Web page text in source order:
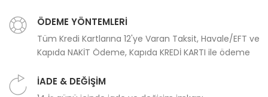
ÖDEME YÖNTEMLERİ
Tüm Kredi Kartlarına 12'ye Varan Taksit, Havale/EFT ve
Kapıda NAKİT Ödeme, Kapıda KREDİ KARTI ile ödeme
İADE & DEĞİŞİM